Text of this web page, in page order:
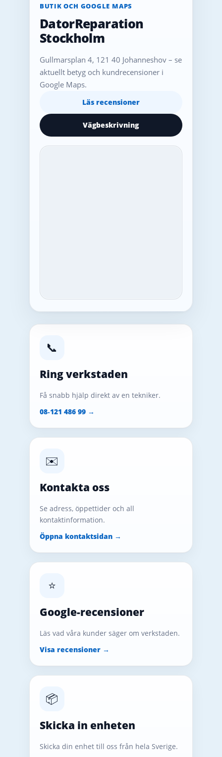
BUTIK OCH GOOGLE MAPS
DatorReparation
Stockholm
Gullmarsplan 4, 121 40 Johanneshov – se
aktuellt betyg och kundrecensioner i
Google Maps.
Läs recensioner
Vägbeskrivning
📞
Ring verkstaden
Få snabb hjälp direkt av en tekniker.
08‑121 486 99 →
✉️
Kontakta oss
Se adress, öppettider och all
kontaktinformation.
Öppna kontaktsidan →
⭐
Google-recensioner
Läs vad våra kunder säger om verkstaden.
Visa recensioner →
📦
Skicka in enheten
Skicka din enhet till oss från hela Sverige.